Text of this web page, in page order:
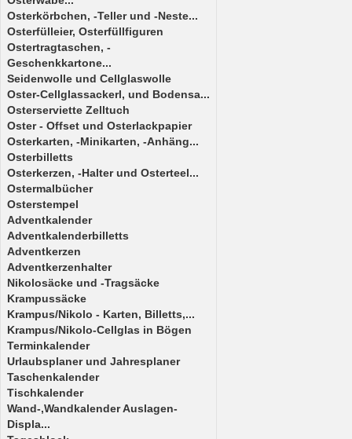
Osterkörbchen, -Teller und -Neste...
Osterfülleier, Osterfüllfiguren
Ostertragtaschen, -
Geschenkkartone...
Seidenwolle und Cellglaswolle
Oster-Cellglassackerl, und Bodensa...
Osterserviette Zelltuch
Oster - Offset und Osterlackpapier
Osterkarten, -Minikarten, -Anhäng...
Osterbilletts
Osterkerzen, -Halter und Osterteel...
Ostermalbücher
Osterstempel
Adventkalender
Adventkalenderbilletts
Adventkerzen
Adventkerzenhalter
Nikolosäcke und -Tragsäcke
Krampussäcke
Krampus/Nikolo - Karten, Billetts,...
Krampus/Nikolo-Cellglas in Bögen
Terminkalender
Urlaubsplaner und Jahresplaner
Taschenkalender
Tischkalender
Wand-,Wandkalender Auslagen-
Displa...